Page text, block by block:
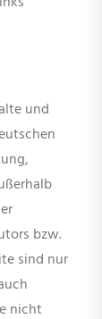
und
bzw.
sind nur
nicht